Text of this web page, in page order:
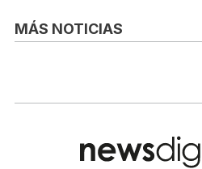
MÁS NOTICIAS